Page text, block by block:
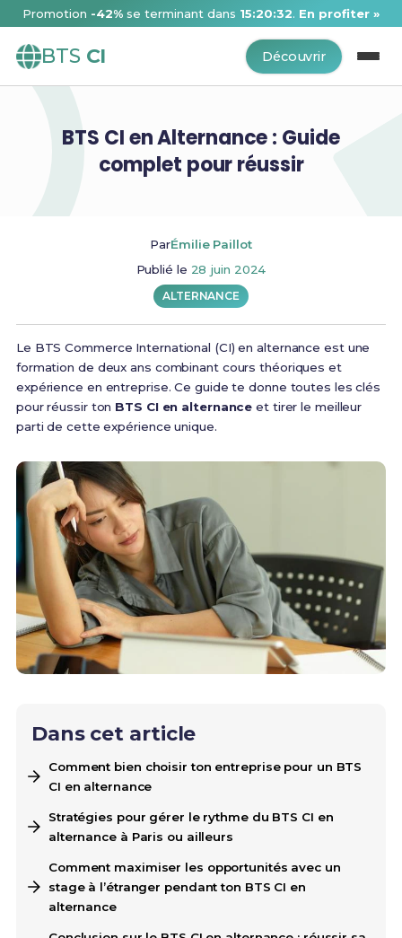
Promotion -42% se terminant dans 15:20:32. En profiter »
BTS CI Découvrir
BTS CI en Alternance : Guide
complet pour réussir
ParÉmilie Paillot
Publié le 28 juin 2024
ALTERNANCE
Le BTS Commerce International (CI) en alternance est une
formation de deux ans combinant cours théoriques et
expérience en entreprise. Ce guide te donne toutes les clés
pour réussir ton BTS CI en alternance et tirer le meilleur
parti de cette expérience unique.
Dans cet article
Comment bien choisir ton entreprise pour un BTS
CI en alternance
Stratégies pour gérer le rythme du BTS CI en
alternance à Paris ou ailleurs
Comment maximiser les opportunités avec un
stage à l’étranger pendant ton BTS CI en
alternance